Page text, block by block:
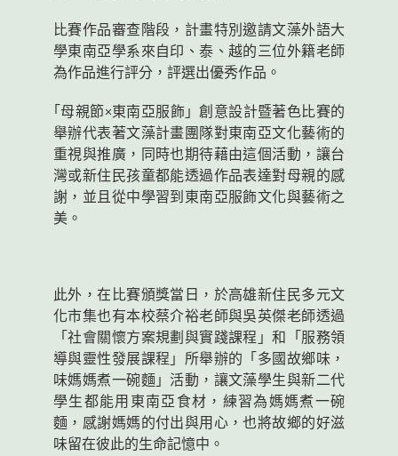
比賽作品審查階段，計畫特別邀請文藻外語大
學東南亞學系來自印、泰、越的三位外籍老師
為作品進行評分，評選出優秀作品。
｢母親節×東南亞服飾」創意設計暨著色比賽的
舉辦代表著文藻計畫團隊對東南亞文化藝術的
重視與推廣，同時也期待藉由這個活動，讓台
灣或新住民孩童都能透過作品表達對母親的感
謝，並且從中學習到東南亞服飾文化與藝術之
美。
此外，在比賽頒獎當日，於高雄新住民多元文
化市集也有本校蔡介裕老師與吳英傑老師透過
「社會關懷方案規劃與實踐課程」和「服務領
導與靈性發展課程」所舉辦的「多國故鄉味，
味媽媽煮一碗麵」活動，讓文藻學生與新二代
學生都能用東南亞食材，練習為媽媽煮一碗
麵，感謝媽媽的付出與用心，也將故鄉的好滋
味留在彼此的生命記憶中。